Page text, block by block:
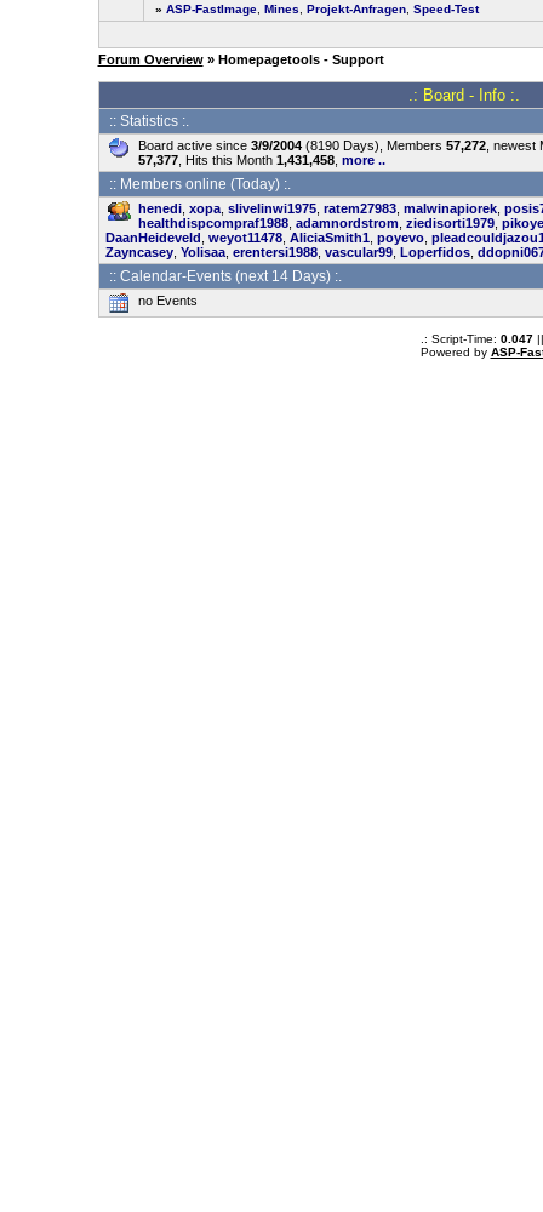
» ASP-FastImage, Mines Projekt-Anfragen, Speed-Test
Forum Overview » Homepagetools - Support
.: Board - Info :.
:: Statistics :.
Board active since 3/9/2004(8190 Days), Members 57,272, newest
57,377, Hits this Month 1,431,458, more ..
:: Members online (Today) :.
henedi, xopa, slivelinwi1975, ratem27983, malwinapiorek,
healthdispcompraf1988, adamnordstrom ziedisorti1979,
DaanHeideveld weyot11478, AliciaSmith1, poyevo,
Zayncasey, Yolisaa, erentersi1988, vascular99, Loperfidos,
:: Calendar-Events (next 14 Days) :.
no Events
.: Script-Time: 0.047||
Powered by ASP-